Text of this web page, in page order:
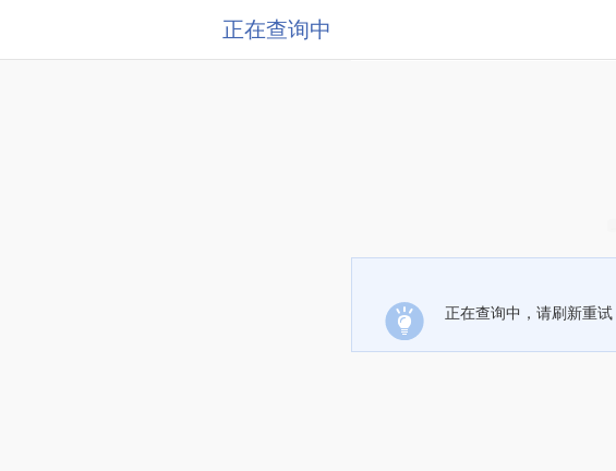
正在查询中
正在查询中，请刷新重试